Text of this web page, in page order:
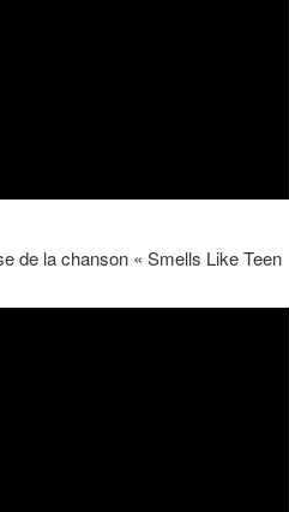
de la chanson « Smells Like Teen